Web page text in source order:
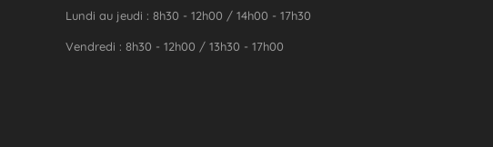
Lundi au jeudi : 8h30 - 12h00 / 14h00 - 17h30
Vendredi : 8h30 - 12h00 / 13h30 - 17h00